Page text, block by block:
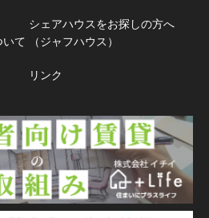
いて
シェアハウスをお探しの方へ
（ジャフハウス）
リンク